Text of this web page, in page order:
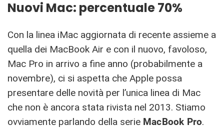
Nuovi Mac: percentuale 70%
Con la linea iMac aggiornata di recente assieme a
quella dei MacBook Air e con il nuovo, favoloso,
Mac Pro in arrivo a fine anno (probabilmente a
novembre), ci si aspetta che Apple possa
presentare delle novità per l’unica linea di Mac
che non è ancora stata rivista nel 2013. Stiamo
ovviamente parlando della serie MacBook Pro.